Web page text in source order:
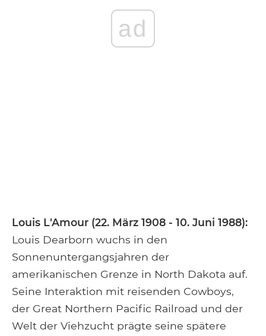
ad
Louis L'Amour (22. März 1908 - 10. Juni 1988):
Louis Dearborn wuchs in den
Sonnenuntergangsjahren der
amerikanischen Grenze in North Dakota auf.
Seine Interaktion mit reisenden Cowboys,
der Great Northern Pacific Railroad und der
Welt der Viehzucht prägte seine spätere